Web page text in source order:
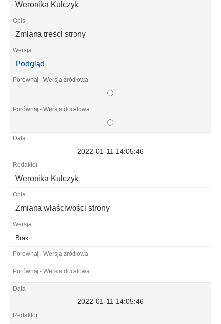
Weronika Kulczyk
Zmiana treści strony
Podgląd
2022-01-11 14:05:46
Weronika Kulczyk
Zmiana właściwości strony
Brak
2022-01-11 14:05:46